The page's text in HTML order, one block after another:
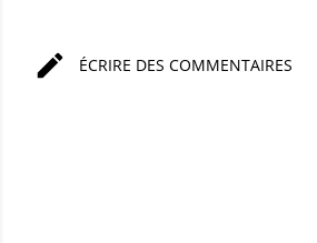
 ÉCRIRE DES COMMENTAIRES